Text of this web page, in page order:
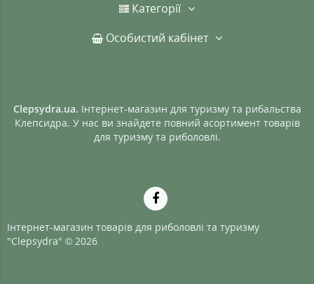
Категорії
Особистий кабінет
Clepsydra.ua. Інтернет-магазин для туризму та рибальства
Клепсидра. У нас ви знайдете повний асортимент товарів
для туризму та риболовлі.
Інтернет-магазин товарів для риболовлі та туризму
"Clepsydra" © 2026